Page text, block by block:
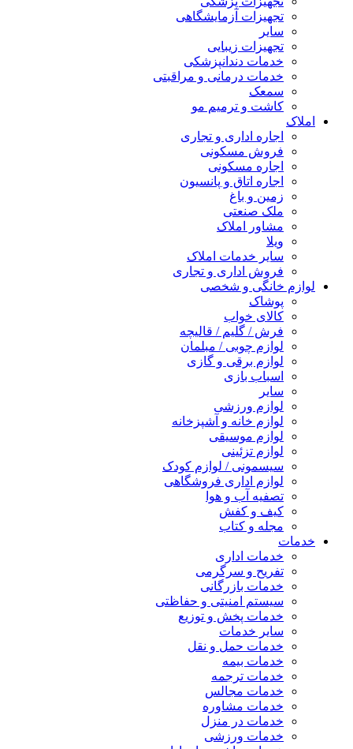
تجهیزات آزمایشگاهی
سایر
تجهیزات زیبایی
خدمات دندانپزشکی
خدمات درمانی و مراقبتی
سمعک
کاشت و ترمیم مو
املاک
اجاره اداری و تجاری
فروش مسکونی
اجاره مسکونی
اجاره اتاق و پانسیون
زمین و باغ
ملک صنعتی
مشاور املاک
ویلا
سایر خدمات املاک
فروش اداری و تجاری
لوازم خانگی و شخصی
پوشاک
کالای خواب
فرش / گلیم / قالیچه
لوازم چوبی / مبلمان
لوازم برقی و گازی
اسباب بازی
سایر
لوازم ورزشی
لوازم خانه و آشپزخانه
لوازم موسیقی
لوازم تزئینی
سیسمونی / لوازم کودک
لوازم اداری فروشگاهی
تصفیه آب و هوا
کیف و کفش
مجله و کتاب
خدمات
خدمات اداری
تفریح و سرگرمی
خدمات بازرگانی
سیستم امنیتی و حفاظتی
خدمات پخش و توزیع
سایر خدمات
خدمات حمل و نقل
خدمات بیمه
خدمات ترجمه
خدمات مجالس
خدمات مشاوره
خدمات در منزل
خدمات ورزشی